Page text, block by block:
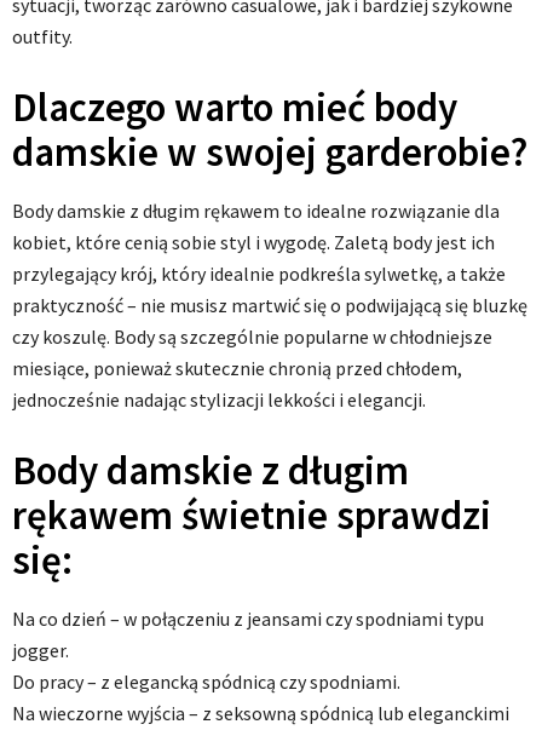
outfity.
Dlaczego warto mieć body
damskie w swojej garderobie?
Body damskie z długim rękawem to idealne rozwiązanie dla
kobiet, które cenią sobie styl i wygodę. Zaletą body jest ich
przylegający krój, który idealnie podkreśla sylwetkę, a także
praktyczność – nie musisz martwić się o podwijającą się bluzkę
czy koszulę. Body są szczególnie popularne w chłodniejsze
miesiące, ponieważ skutecznie chronią przed chłodem,
jednocześnie nadając stylizacji lekkości i elegancji.
Body damskie z długim
rękawem świetnie sprawdzi
się:
Na co dzień – w połączeniu z jeansami czy spodniami typu
jogger.
Do pracy – z elegancką spódnicą czy spodniami.
Na wieczorne wyjścia – z seksowną spódnicą lub eleganckimi